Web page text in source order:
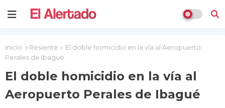
Inicio Resiente
El doble homicidio en la vía al Aeropuerto
Perales de Ibagué
El doble homicidio en la vía al
Aeropuerto Perales de Ibagué